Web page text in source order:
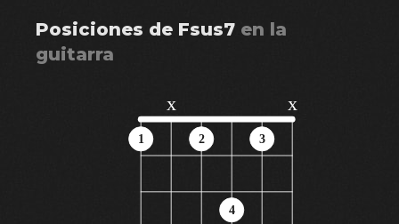
Posiciones de Fsus7 en la
guitarra
1
x
2
4
3
x